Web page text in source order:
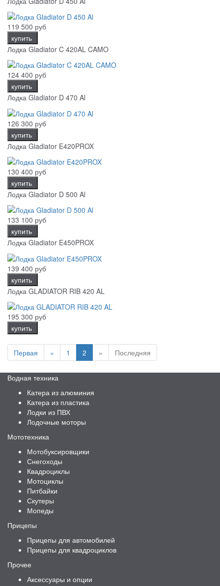
119 500 руб
купить
Лодка Gladiator C 420AL CAMO
124 400 руб
купить
Лодка Gladiator D 470 Al
126 300 руб
купить
Лодка Gladiator E420PROX
130 400 руб
купить
Лодка Gladiator D 500 Al
133 100 руб
купить
Лодка Gladiator E450PROX
139 400 руб
купить
Лодка GLADIATOR RIB 420 AL
195 300 руб
купить
Первая « 1 2 » Последняя
Водная техника
Катера из алюминия
Катера из пластика
Лодки из ПВХ
Лодочные моторы
Мототехника
Мотобуксировщики
Снегоходы
Квадроциклы
Мотоциклы
Питбайки
Скутеры
Мопеды
Прицепы
Прицепы для автомобилей
Прицепы для квадроциклов
Прочее
Аксессуары и опции